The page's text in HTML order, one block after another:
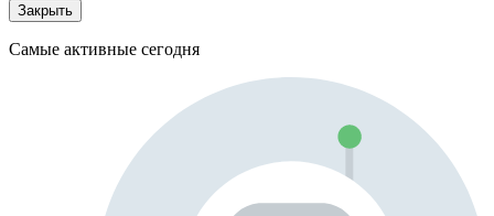
Закрыть
Самые активные сегодня